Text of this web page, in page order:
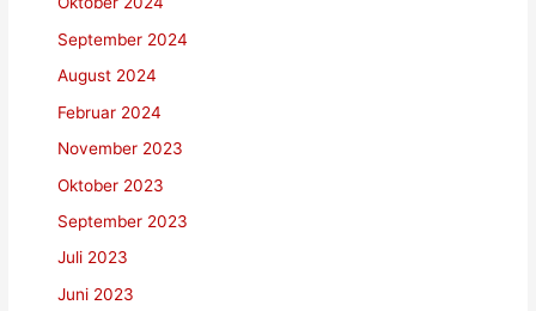
September 2024
August 2024
Februar 2024
November 2023
Oktober 2023
September 2023
Juli 2023
Juni 2023